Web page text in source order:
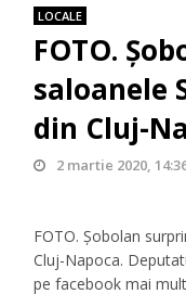
LOCALE
FOTO.
saloanele
din Cluj-
2 martie 2020,
FOTO. Șobolan
Cluj-Napoca.
pe facebook mai